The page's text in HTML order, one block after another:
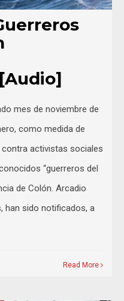
mes de noviembre de
como medida de
activistas sociales
“guerreros del
de Colón. Arcadio
han sido notificados, a
Read More